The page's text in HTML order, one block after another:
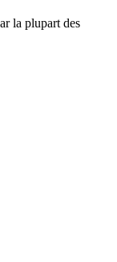
la plupart des